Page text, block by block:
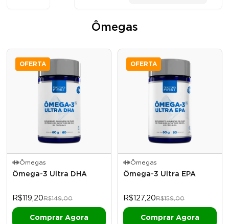
Ômegas
OFERTA
Ômegas
Ômega-3 Ultra DHA
R$119,20R$149,00
OFERTA
Ômegas
Ômega-3 Ultra EPA
R$127,20R$159,00